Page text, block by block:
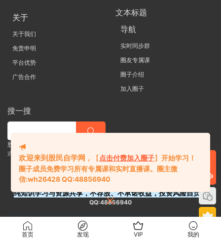
关于
关于我们
免责申明
平台优势
广告合作
文本标题
导航
实时同步群
圈友专属课
圈子介绍
加入圈子
搜一搜
股票 |直播| 外汇| 期货 |金融理财一站
式学习平台
纯知识学习与资源共享，不荐股、不承诺收益，投资风险自负。
QQ:48856940
首页 发现 VIP 我的
欢迎来到股民自学网 ， 【 点击付费加入圈子】开始学习！
圈子成员免费学习所有专属课和实时直播课。 圈主微
信:wh26428 QQ:48856940